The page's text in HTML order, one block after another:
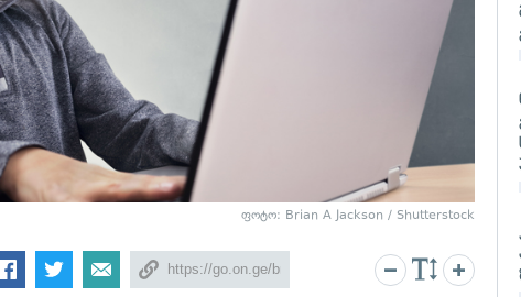
ფოტო: Brian A Jackson / Shutterstock